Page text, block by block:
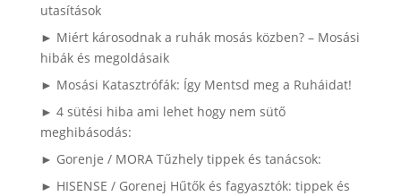
utasítások
► Miért károsodnak a ruhák mosás közben? – Mosási
hibák és megoldásaik
► Mosási Katasztrófák: Így Mentsd meg a Ruháidat!
► 4 sütési hiba ami lehet hogy nem sütő
meghibásodás:
► Gorenje / MORA Tűzhely tippek és tanácsok:
► HISENSE / Gorenej Hűtők és fagyasztók: tippek és